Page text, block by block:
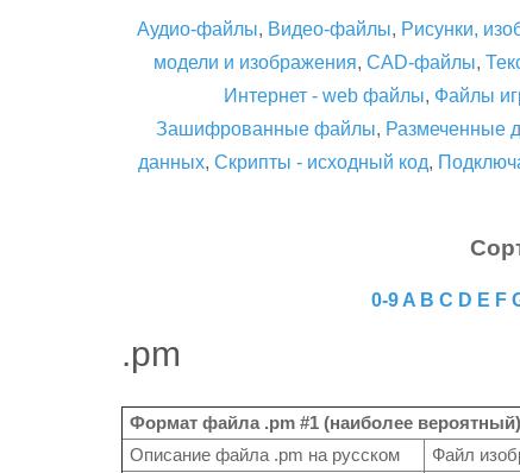
Аудио-файлы, Видео-файлы, Рисунки,
модели и изображения, CAD-файлы,
Интернет - web файлы, Файлы
Зашифрованные файлы, Размеченные
данных, Скрипты - исходный код,
0-9 A B C D E F
.pm
Формат файла .pm #1 (наиболее вероятный)
Описание файла .pm на русском
Файл